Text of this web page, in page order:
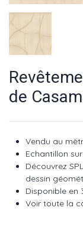
de
Vendu au
Echantillon
Découvrez
dessin
Disponible en
Voir toute la